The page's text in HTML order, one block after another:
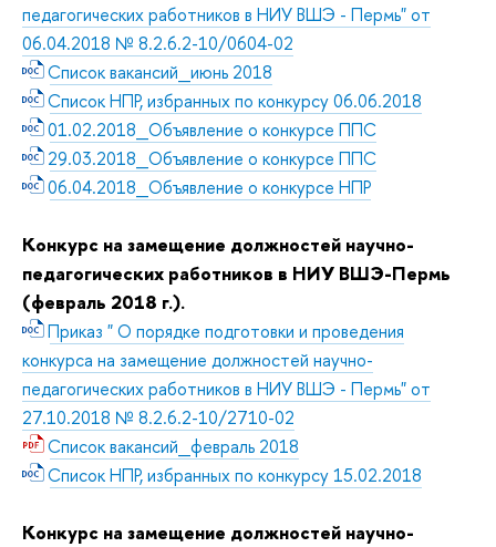
педагогических работников в НИУ ВШЭ - Пермь" от
06.04.2018 № 8.2.6.2-10/0604-02
Список вакансий_июнь 2018
Список НПР, избранных по конкурсу 06.06.2018
01.02.2018_Объявление о конкурсе ППС
29.03.2018_Объявление о конкурсе ППС
06.04.2018_Объявление о конкурсе НПР
Конкурс на замещение должностей научно-
педагогических работников в НИУ ВШЭ-Пермь
(февраль 2018 г.).
Приказ " О порядке подготовки и проведения
конкурса на замещение должностей научно-
педагогических работников в НИУ ВШЭ - Пермь" от
27.10.2018 № 8.2.6.2-10/2710-02
Список вакансий_февраль 2018
Список НПР, избранных по конкурсу 15.02.2018
Конкурс на замещение должностей научно-